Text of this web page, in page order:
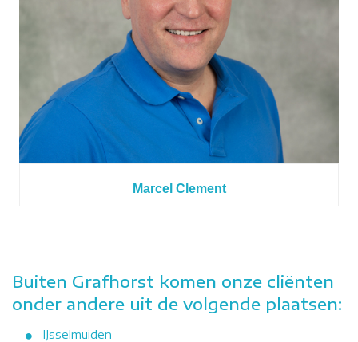
Marcel Clement
Buiten Grafhorst komen onze cliënten
onder andere uit de volgende plaatsen:
IJsselmuiden